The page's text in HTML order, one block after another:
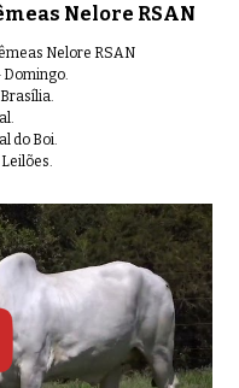
Nelore RSAN
Nelore RSAN
do Boi.